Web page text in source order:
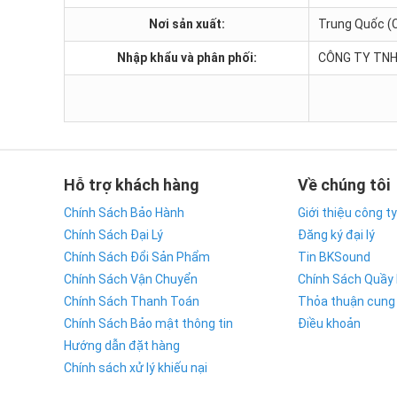
Nơi sản xuất: Trung Quốc
Nhập khẩu và phân phối: CÔNG TY
Hỗ trợ khách hàng
Chính Sách Bảo Hành
Chính Sách Đại Lý
Chính Sách Đổi Sản Phẩm
Chính Sách Vận Chuyển
Chính Sách Thanh Toán
Chính Sách Bảo mật thông tin
Hướng dẫn đặt hàng
Chính sách xử lý khiếu nại
Về chúng tôi
Giới thiệu công ty
Đăng ký đại lý
Tin BKSound
Chính Sách Quầy
Thỏa thuận
Điều khoản